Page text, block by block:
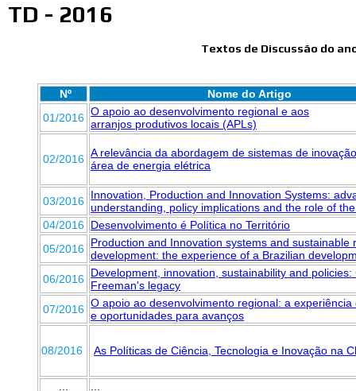
TD - 2016
Textos de Discussão do
Nº
Nome do Artigo
01/2016 O apoio ao desenvolvimento regional e aos
arranjos produtivos locais (APLs)
02/2016 A relevância da abordagem de sistemas de
área de energia elétrica
03/2016 Innovation, Production and Innovation Systems:
understanding, policy implications and the role of
04/2016 Desenvolvimento é Política no Território
05/2016 Production and Innovation systems and sustainable
development: the experience of a Brazilian
06/2016 Development, innovation, sustainability and policies:
Freeman's legacy
07/2016 O apoio ao desenvolvimento regional: a experiência
e oportunidades para avanços
08/2016 As Políticas de Ciência, Tecnologia e Inovação na